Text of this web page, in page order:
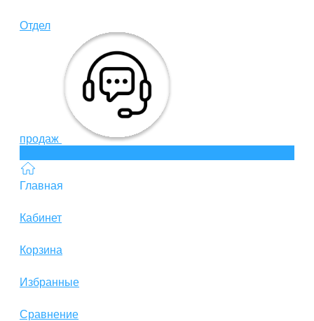
Отдел
продаж
Главная
Кабинет
Корзина
Избранные
Сравнение